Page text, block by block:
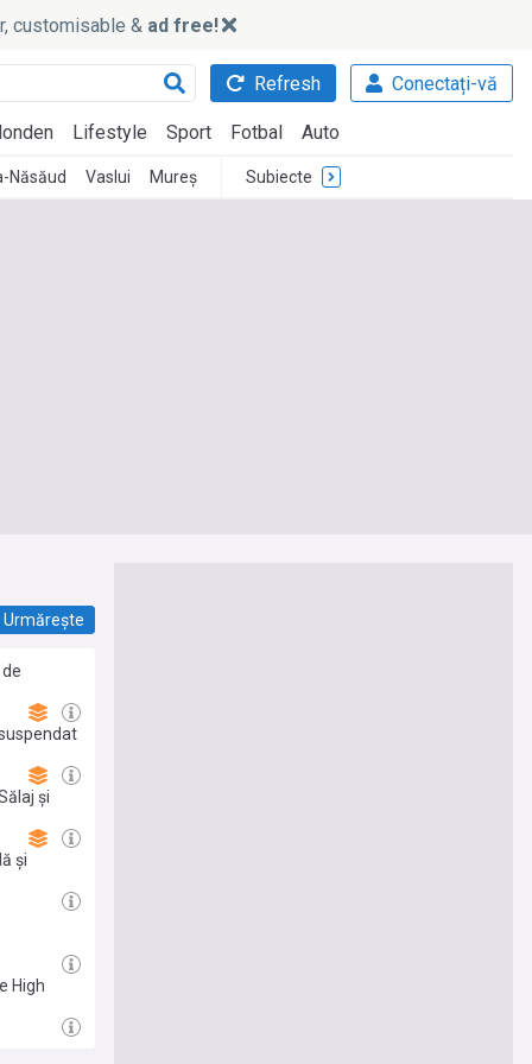
customisable & ad free!
Refresh Conectați-vă
Lifestyle Sport Fotbal Auto
Năsăud Vaslui Mureș Subiecte
Urmărește
și
și
High